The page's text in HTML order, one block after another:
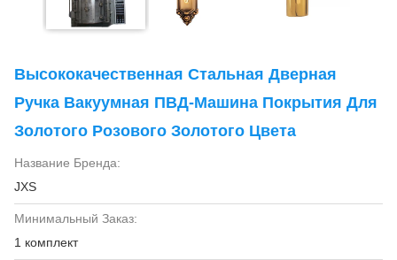
Высококачественная Стальная Дверная
Ручка Вакуумная ПВД-Машина Покрытия Для
Золотого Розового Золотого Цвета
Название Бренда:
JXS
Минимальный Заказ:
1 комплект